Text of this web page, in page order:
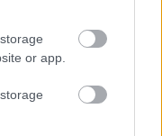
or app.
ország egyre
újra
hogy mi történt a
a külföldiek